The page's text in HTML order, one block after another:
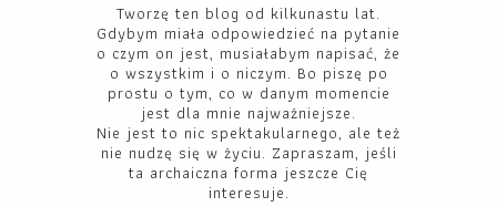
Tworzę ten blog od kilkunastu lat.
Gdybym miała odpowiedzieć na pytanie
o czym on jest, musiałabym napisać, że
o wszystkim i o niczym. Bo piszę po
prostu o tym, co w danym momencie
jest dla mnie najważniejsze.
Nie jest to nic spektakularnego, ale też
nie nudzę się w życiu. Zapraszam, jeśli
ta archaiczna forma jeszcze Cię
interesuje.